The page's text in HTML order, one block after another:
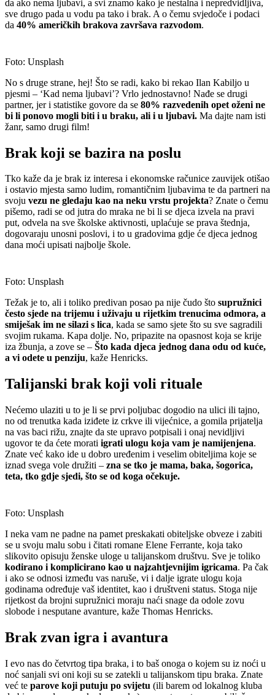
da ako nema ljubavi, a svi znamo kako je nestalna i nepredvidljiva,
sve drugo pada u vodu pa tako i brak. A o čemu svjedoče i podaci
da 40% američkih brakova završava razvodom.
Foto: Unsplash
No s druge strane, hej! Što se radi, kako bi rekao Ilan Kabiljo u
pjesmi – ‘Kad nema ljubavi’? Vrlo jednostavno! Nađe se drugi
partner, jer i statistike govore da se 80% razvedenih opet oženi ne
bi li ponovo mogli biti i u braku, ali i u ljubavi. Ma dajte nam isti
žanr, samo drugi film!
Brak koji se bazira na poslu
Tko kaže da je brak iz interesa i ekonomske računice zauvijek otišao
i ostavio mjesta samo ludim, romantičnim ljubavima te da partneri na
svoju vezu ne gledaju kao na neku vrstu projekta? Znate o čemu
pišemo, radi se od jutra do mraka ne bi li se djeca izvela na pravi
put, odvela na sve školske aktivnosti, uplaćuje se prava štednja,
dogovaraju unosni poslovi, i to u gradovima gdje će djeca jednog
dana moći upisati najbolje škole.
Foto: Unsplash
Težak je to, ali i toliko predivan posao pa nije čudo što supružnici
često sjede na trijemu i uživaju u rijetkim trenucima odmora, a
smiješak im ne silazi s lica, kada se samo sjete što su sve sagradili
svojim rukama. Kapa dolje. No, pripazite na opasnost koja se krije
iza žbunja, a zove se – Što kada djeca jednog dana odu od kuće,
a vi odete u penziju, kaže Henricks.
Talijanski brak koji voli rituale
Nećemo ulaziti u to je li se prvi poljubac dogodio na ulici ili tajno,
no od trenutka kada iziđete iz crkve ili vijećnice, a gomila prijatelja
na vas baci rižu, znajte da ste upravo potpisali i onaj nevidljivi
ugovor te da ćete morati igrati ulogu koja vam je namijenjena.
Znate već kako ide u dobro uređenim i veselim obiteljima koje se
iznad svega vole družiti – zna se tko je mama, baka, šogorica,
teta, tko gdje sjedi, što se od koga očekuje.
Foto: Unsplash
I neka vam ne padne na pamet preskakati obiteljske obveze i zabiti
se u svoju malu sobu i čitati romane Elene Ferrante, koja tako
slikovito opisuju ženske uloge u talijanskom društvu. Sve je toliko
kodirano i komplicirano kao u najzahtjevnijim igricama. Pa čak
i ako se odnosi između vas naruše, vi i dalje igrate ulogu koja
godinama određuje vaš identitet, kao i društveni status. Stoga nije
rijetkost da brojni supružnici moraju naći snage da odole zovu
slobode i nesputane avanture, kaže Thomas Henricks.
Brak zvan igra i avantura
I evo nas do četvrtog tipa braka, i to baš onoga o kojem su iz noći u
noć sanjali svi oni koji su se zatekli u talijanskom tipu braka. Znate
već te parove koji putuju po svijetu (ili barem od lokalnog kluba